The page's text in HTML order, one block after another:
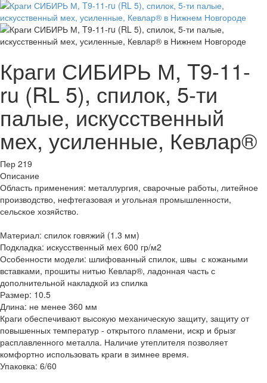
Краги СИБИРЬ М, T9-11-
ru (RL 5), спилок, 5-ти
палые, искусственный
мех, усиленные, Кевлар®
Пер 219
Описание
Область применения: металлургия, сварочные работы, литейное
производство, нефтегазовая и угольная промышленности,
сельское хозяйство.
Материал: спилок говяжий (1.3 мм)
Подкладка: искусственный мех 600 гр/м2
Особенности модели: шлифованный спилок, швы с кожаными
вставками, прошиты нитью Кевлар®, ладонная часть с
дополнительной накладкой из спилка
Размер: 10.5
Длина: не менее 360 мм
Краги обеспечивают высокую механическую защиту, защиту от
повышенных температур - открытого пламени, искр и брызг
расплавленного металла. Наличие утеплителя позволяет
комфортно использовать краги в зимнее время.
Упаковка: 6/60